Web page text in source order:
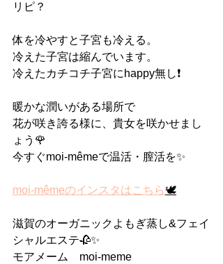
リピ？
体を冷やすと子宮も冷える。
冷えた子宮は縮んでいます。
冷えたカチコチ子宮にhappy無し❗️
暖かな潤いがある場所で
花が咲き誇る様に、貴女を咲かせまし
ょう🌹
今すぐmoi-mêmeで温活・膣活を✨
moi-mêmeのインスタはこちら🕊
滋賀のオーガニックよもぎ蒸し&フェイ
シャルエステ🥀✨
モアメーム　moi-meme